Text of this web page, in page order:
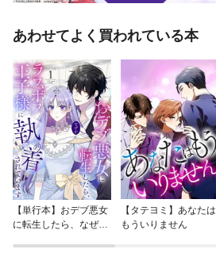
あわせてよく買われている本
【単行本】おデブ悪女
に転生したら、なぜか
【タテヨミ】あなたは
もういりません